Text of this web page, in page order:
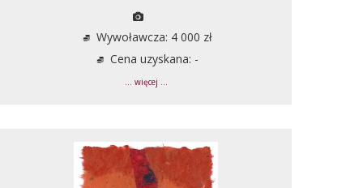
Wywoławcza: 4 000 zł
Cena uzyskana: -
... więcej ...